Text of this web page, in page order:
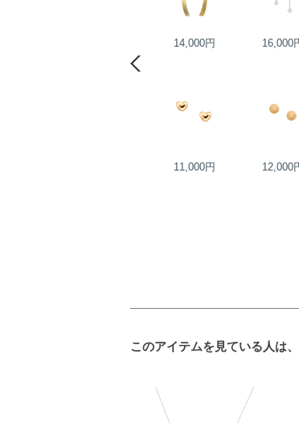
14,000円 16,000
11,000円 12,000
このアイテムを見ている人は